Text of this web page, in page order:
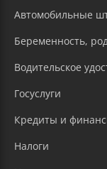
Автомобильные
Беременность,
Водительское
Госуслуги
Кредиты и
Налоги